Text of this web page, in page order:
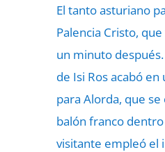
El tanto asturiano
Palencia Cristo,
un minuto
de Isi Ros acabó
para Alorda, que
balón franco dentro
visitante empleó el